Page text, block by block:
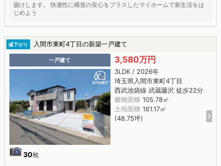
届けします。 快適性に構造の安心をプラスしたマイホームで新生活をは
じめよう
値下がり 入間市東町4丁目の新築一戸建て
一戸建て
30枚
3,580万円
3LDK / 2026年
埼玉県入間市東町4丁目
西武池袋線 武蔵藤沢 徒歩22分
建物面積 105.78㎡
土地面積 161.17㎡
(48.75坪)